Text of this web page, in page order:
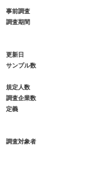
事前調査
調査期間
更新日
サンプル数
規定人数
調査企業数
定義
調査対象者